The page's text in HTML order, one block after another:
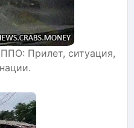
Прилет, ситуация,